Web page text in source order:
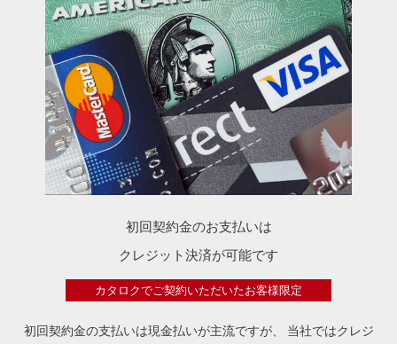
初回契約金のお支払いは
クレジット決済が可能です
カタロクでご契約いただいたお客様限定
初回契約金の支払いは現金払いが主流ですが、
当社ではクレジ